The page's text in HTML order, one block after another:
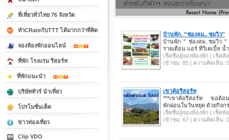
บ้านพัก. ''ช่องลม.. ชมวิว''
บ้านพัก '' ช่องลม..ชมวิว ''
รายเดือน แอร์ ทีวีเคเบิ้ล น้
เช็คชื่อผู้จองห้องพัก | เช็ค
เข้าชม: 85 | ความคิดเห็น: 0
เขาค้อรีสอร์ท
***เขาค้อรีสอร์ท ขอต้อน
พักผ่อนในวันหยุด ด้วยกิจก
เช็คชื่อผู้จองห้องพัก | เช็ค
เข้าชม: 67 | ความคิดเห็น: 0
ที่เที่ยวทั่วไทย 76 จังหวัด
ทำCRateกับTTT ได้มากกว่าที่คิด
จองห้องพักออนไลน์
ที่พัก โรงแรม รีสอร์ท
ที่พักแนะนำ
บริษัททัวร์ นำเที่ยว
โปรโมชั่นเด็ด
ข่าวท่องเที่ยว
Clip VDO